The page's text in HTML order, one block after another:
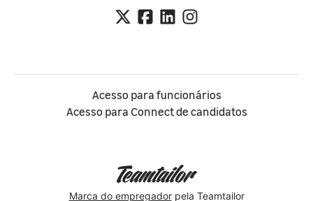
Acesso para funcionários
Acesso para Connect de candidatos
Marca do empregadorpela Teamtailor